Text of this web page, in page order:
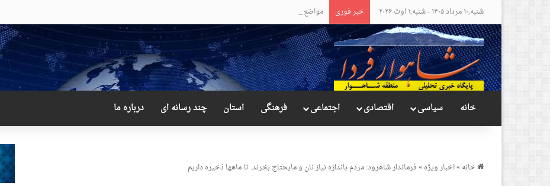
شنبه,۱۰ مرداد ۱۴۰۵ - شنبه,۱ اوت ۲۰۲۶ خبر فوری مواضع عجیب و دور از انتظار علی لاریجانی
خانه سیاسی اقتصادی اجتماعی فرهنگی استان چند رسانه ای درباره ما
خانه»اخبار ویژه»فرماندار شاهرود: مردم باندازه نیاز نان و مایحتاج بخرند. تا ماهها ذخیره داریم